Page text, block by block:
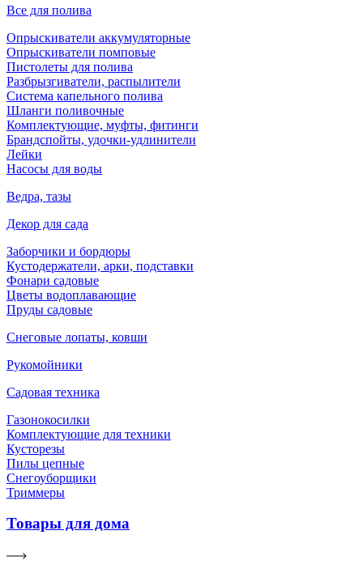
Все для полива
Опрыскиватели аккумуляторные
Опрыскиватели помповые
Пистолеты для полива
Разбрызгиватели, распылители
Система капельного полива
Шланги поливочные
Комплектующие, муфты, фитинги
Брандспойты, удочки-удлинители
Лейки
Насосы для воды
Ведра, тазы
Декор для сада
Заборчики и бордюры
Кустодержатели, арки, подставки
Фонари садовые
Цветы водоплавающие
Пруды садовые
Снеговые лопаты, ковши
Рукомойники
Садовая техника
Газонокосилки
Комплектующие для техники
Кусторезы
Пилы цепные
Снегоуборщики
Триммеры
Товары для дома